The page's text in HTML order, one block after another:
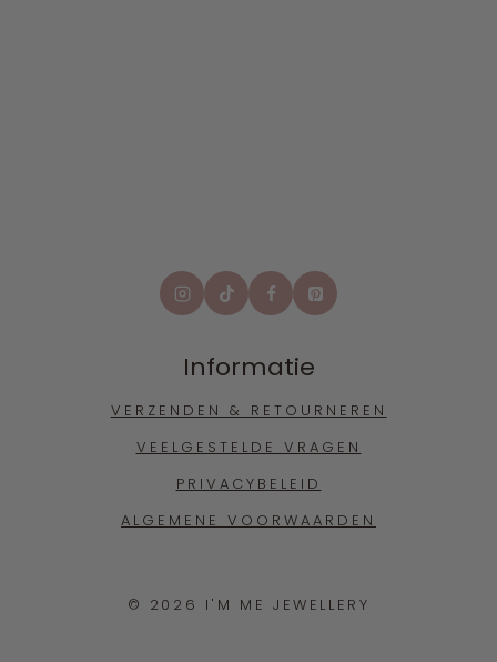
Informatie
VERZENDEN & RETOURNEREN
VEELGESTELDE VRAGEN
PRIVACYBELEID
ALGEMENE VOORWAARDEN
© 2026 I'M ME JEWELLERY